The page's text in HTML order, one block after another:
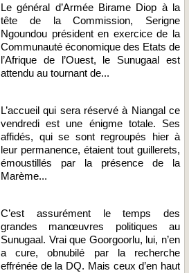
Le général d’Armée Birame Diop à la
tête de la Commission, Serigne
Ngoundou président en exercice de la
Communauté économique des Etats de
l’Afrique de l’Ouest, le Sunugaal est
attendu au tournant de...
L’accueil qui sera réservé à Niangal ce
vendredi est une énigme totale. Ses
affidés, qui se sont regroupés hier à
leur permanence, étaient tout guillerets,
émoustillés par la présence de la
Marème...
C’est assurément le temps des
grandes manœuvres politiques au
Sunugaal. Vrai que Goorgoorlu, lui, n’en
a cure, obnubilé par la recherche
effrénée de la DQ. Mais ceux d’en haut